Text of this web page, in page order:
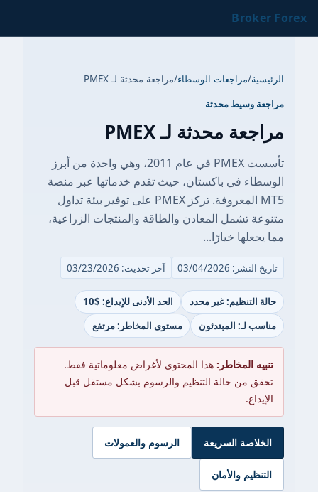
Broker Forex
الرئيسية/مراجعات الوسطاء/مراجعة محدثة لـ PMEX
مراجعة وسيط محدثة
مراجعة محدثة لـ PMEX
تأسست PMEX في عام 2011، وهي واحدة من أبرز
الوسطاء في باكستان، حيث تقدم خدماتها عبر منصة
MT5 المعروفة. تركز PMEX على توفير بيئة تداول
متنوعة تشمل المعادن والطاقة والمنتجات الزراعية،
مما يجعلها خيارًا...
تاريخ النشر: 03/04/2026 آخر تحديث: 03/23/2026
حالة التنظيم: غير محدد
الحد الأدنى للإيداع: $10
مناسب لـ: المبتدئون
مستوى المخاطر: مرتفع
تنبيه المخاطر: هذا المحتوى لأغراض معلوماتية فقط.
تحقق من حالة التنظيم والرسوم بشكل مستقل قبل
الإيداع.
الخلاصة السريعة الرسوم والعمولات
التنظيم والأمان